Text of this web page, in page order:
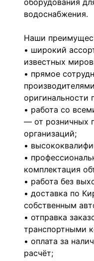
оборудования
водоснабжения.
Наши
• широкий
известных
• прямое
оригинальности
• работа со
— от розничных
организаций;
•
•
комплектация
• работа без
• доставка по
собственным
• отправка
транспортными
• оплата за
расчёт;